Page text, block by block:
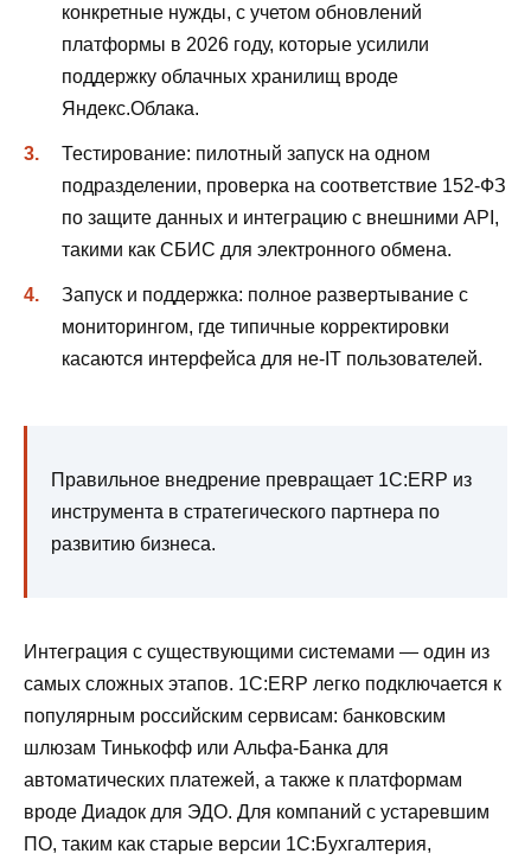
конкретные нужды, с учетом обновлений
платформы в 2026 году, которые усилили
поддержку облачных хранилищ вроде
Яндекс.Облака.
Тестирование: пилотный запуск на одном
подразделении, проверка на соответствие 152-ФЗ
по защите данных и интеграцию с внешними API,
такими как СБИС для электронного обмена.
Запуск и поддержка: полное развертывание с
мониторингом, где типичные корректировки
касаются интерфейса для не-IT пользователей.
Правильное внедрение превращает 1С:ERP из
инструмента в стратегического партнера по
развитию бизнеса.
Интеграция с существующими системами — один из
самых сложных этапов. 1С:ERP легко подключается к
популярным российским сервисам: банковским
шлюзам Тинькофф или Альфа-Банка для
автоматических платежей, а также к платформам
вроде Диадок для ЭДО. Для компаний с устаревшим
ПО, таким как старые версии 1С:Бухгалтерия,